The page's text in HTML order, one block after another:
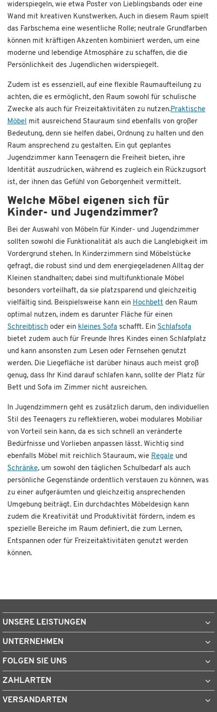
widerspiegeln, wie etwa Poster von Lieblingsbands oder eine
Wand mit kreativen Kunstwerken. Auch in diesem Raum spielt
das Farbschema eine wesentliche Rolle; neutrale Grundfarben
können mit kräftigen Akzenten kombiniert werden, um eine
moderne und lebendige Atmosphäre zu schaffen, die die
Persönlichkeit des Jugendlichen widerspiegelt.
Zudem ist es essenziell, auf eine flexible Raumaufteilung zu
achten, die es ermöglicht, den Raum sowohl für schulische
Zwecke als auch für Freizeitaktivitäten zu nutzen.Praktische
Möbel mit ausreichend Stauraum sind ebenfalls von großer
Bedeutung, denn sie helfen dabei, Ordnung zu halten und den
Raum ansprechend zu gestalten. Ein gut geplantes
Jugendzimmer kann Teenagern die Freiheit bieten, ihre
Identität auszudrücken, während es zugleich ein Rückzugsort
ist, der ihnen das Gefühl von Geborgenheit vermittelt.
Welche Möbel eigenen sich für
Kinder- und Jugendzimmer?
Bei der Auswahl von Möbeln für Kinder- und Jugendzimmer
sollten sowohl die Funktionalität als auch die Langlebigkeit im
Vordergrund stehen. In Kinderzimmern sind Möbelstücke
gefragt, die robust sind und dem energiegeladenen Alltag der
Kleinen standhalten; dabei sind multifunktionale Möbel
besonders vorteilhaft, da sie platzsparend und gleichzeitig
vielfältig sind. Beispielsweise kann ein Hochbett den Raum
optimal nutzen, indem es darunter Fläche für einen
Schreibtisch oder ein kleines Sofa schafft. Ein Schlafsofa
bietet zudem auch für Freunde Ihres Kindes einen Schlafplatz
und kann ansonsten zum Lesen oder Fernsehen genutzt
werden. Die Liegefläche ist darüber hinaus auch meist groß
genug, dass Ihr Kind darauf schlafen kann, sollte der Platz für
Bett und Sofa im Zimmer nicht ausreichen.
In Jugendzimmern geht es zusätzlich darum, den individuellen
Stil des Teenagers zu reflektieren, wobei modulares Mobiliar
von Vorteil sein kann, da es sich schnell an veränderte
Bedürfnisse und Vorlieben anpassen lässt. Wichtig sind
ebenfalls Möbel mit reichlich Stauraum, wie Regale und
Schränke, um sowohl den täglichen Schulbedarf als auch
persönliche Gegenstände ordentlich verstauen zu können, was
zu einer aufgeräumten und gleichzeitig ansprechenden
Umgebung beiträgt. Ein durchdachtes Möbeldesign kann
zudem die Kreativität und Produktivität fördern, indem es
spezielle Bereiche im Raum definiert, die zum Lernen,
Entspannen oder für Freizeitaktivitäten genutzt werden
können.
UNSERE LEISTUNGEN
UNTERNEHMEN
FOLGEN SIE UNS
ZAHLARTEN
VERSANDARTEN